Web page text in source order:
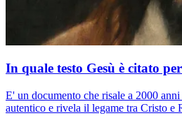
In quale testo Gesù è citato
E' un documento che risale a 2000
autentico e rivela il legame tra Cristo e